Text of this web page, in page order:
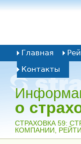
о
CТРАХОВКА 59:
КОМПАНИИ,
Главная
Контакты